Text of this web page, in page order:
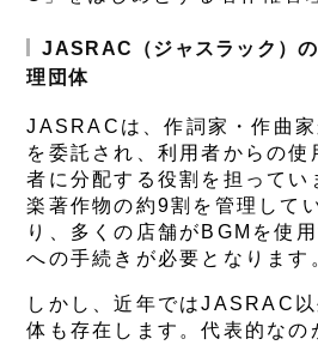
JASRAC（ジャスラック）
理団体
JASRACは、作詞家・作曲
を委託され、利用者からの使
者に分配する役割を担ってい
楽著作物の約9割を管理して
り、多くの店舗がBGMを使
への手続きが必要となります
しかし、近年ではJASRAC
体も存在します。代表的なの